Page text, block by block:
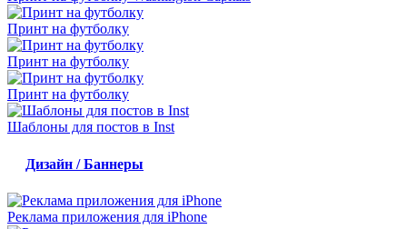
Принт на футболку
Принт на футболку
Принт на футболку
Шаблоны для постов в Inst
Дизайн / Баннеры
Реклама приложения для iPhone